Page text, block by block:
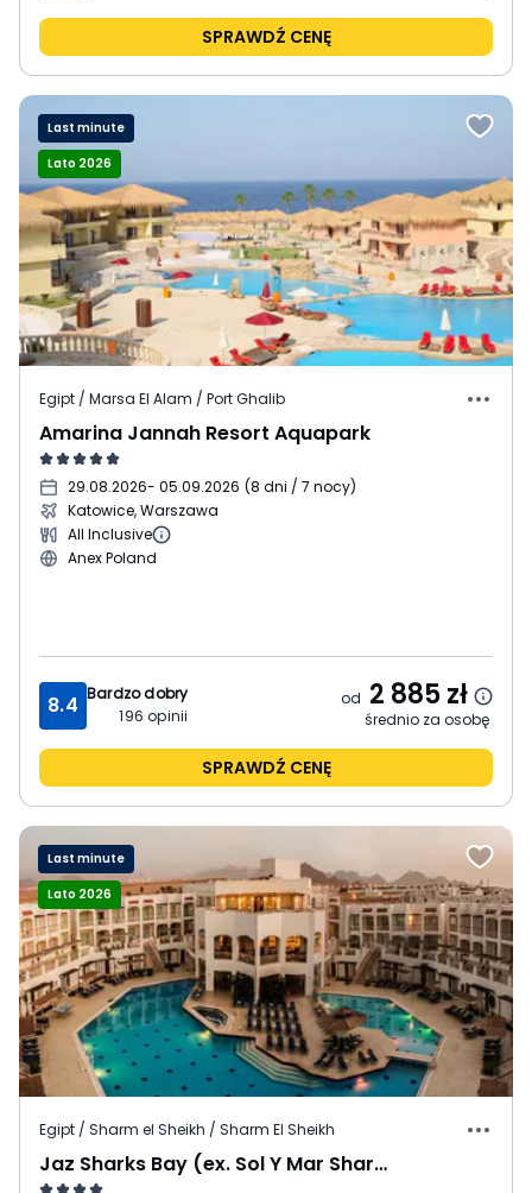
SPRAWDŹ CENĘ
Last minute
Lato 2026
Egipt / Marsa El Alam / Port Ghalib
Amarina Jannah Resort Aquapark
29.08.2026- 05.09.2026 (8 dni / 7 nocy)
Katowice, Warszawa
All Inclusive
Anex Poland
8.4 Bardzo dobry
196 opinii
od 2 885zł
średnio za osobę
SPRAWDŹ CENĘ
Last minute
Lato 2026
Egipt / Sharm el Sheikh / Sharm El Sheikh
Jaz Sharks Bay (ex. Sol Y Mar Sharks Bay)